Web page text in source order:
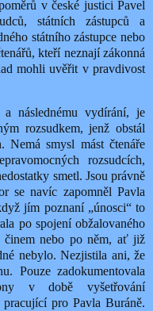
v české justici Pavel
státních zástupců a
státního zástupce nebo
kteří neznají zákonná
mohli uvěřit v pravdivost
následnému vydírání, je
rozsudkem, jenž obstál
Nemá smysl mást čtenáře
rozsudcích,
smetl. Jsou právně
se navíc zapomněl Pavla
jím poznaní „únosci“ to
po spojení obžalovaného
činem nebo po něm, ať již
nebylo. Nezjistila ani, že
Pouze zadokumentovala
v době vyšetřování
pracující pro Pavla Buráně.